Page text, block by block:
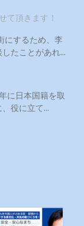
て頂きます！
にするため、李
たことがあれ...
に日本国籍を取
役に立て...